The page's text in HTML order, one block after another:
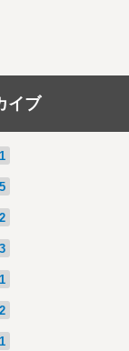
イブ
1
5
2
3
1
2
1